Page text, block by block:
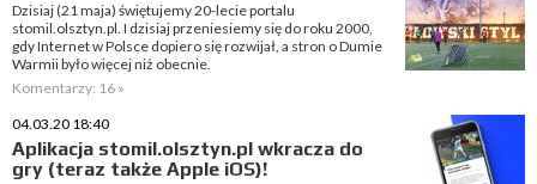
Dzisiaj (21 maja) świętujemy 20-lecie portalu
stomil.olsztyn.pl. I dzisiaj przeniesiemy się do roku 2000,
gdy Internet w Polsce dopiero się rozwijał, a stron o Dumie
Warmii było więcej niż obecnie.
Komentarzy: 16 »
04.03.20 18:40
Aplikacja stomil.olsztyn.pl wkracza do
gry (teraz także Apple iOS)!